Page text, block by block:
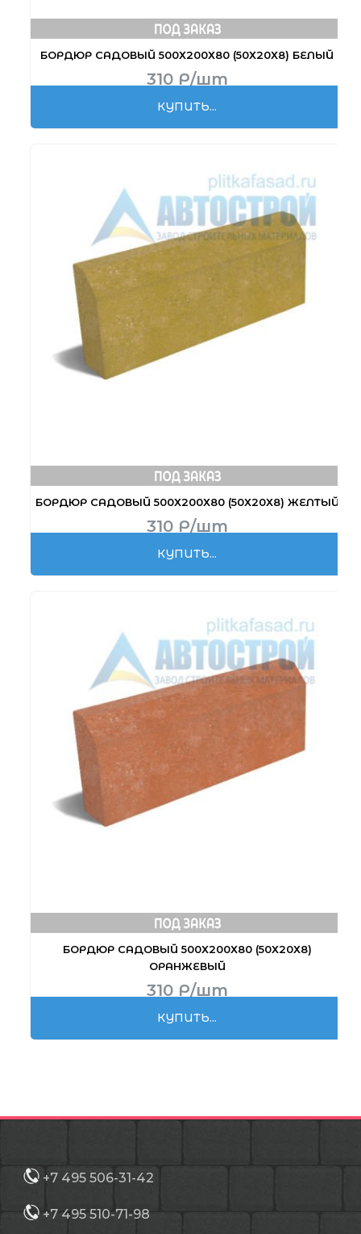
БОРДЮР САДОВЫЙ 500Х200Х80 (50Х20Х8) БЕЛЫЙ
310 Р/шт
КУПИТЬ...
БОРДЮР САДОВЫЙ 500Х200Х80 (50Х20Х8) ЖЕЛТЫЙ
310 Р/шт
КУПИТЬ...
БОРДЮР САДОВЫЙ 500Х200Х80 (50Х20Х8)
ОРАНЖЕВЫЙ
310 Р/шт
КУПИТЬ...
+7 495 506-31-42
+7 495 510-71-98